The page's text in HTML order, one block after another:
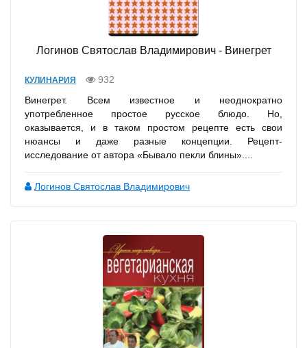
Логинов Святослав Владимирович - Винегрет
КУЛИНАРИЯ
932
Винегрет. Всем известное и неоднократно
употребленное простое русское блюдо. Но,
оказывается, и в таком простом рецепте есть свои
нюансы и даже разные концепции. Рецепт-
исследование от автора «Бывало пекли блины»....
Логинов Святослав Владимирович